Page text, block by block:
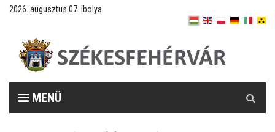
2026. augusztus 07. Ibolya
MENÜ